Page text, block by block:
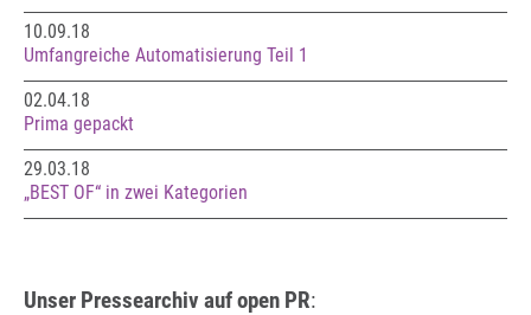
10.09.18
Umfangreiche Automatisierung Teil 1
02.04.18
Prima gepackt
29.03.18
„BEST OF“ in zwei Kategorien
Unser Pressearchiv auf open PR: